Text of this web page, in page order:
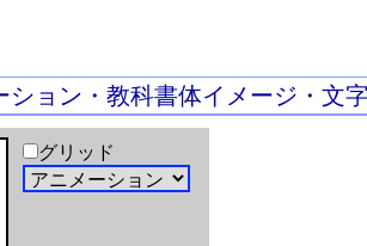
ション・教科書体イメージ・文
グリッド